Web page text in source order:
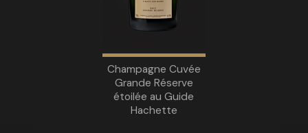
Champagne Cuvée
Grande Réserve
étoilée au Guide
Hachette